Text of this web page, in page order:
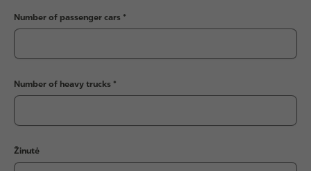
Number of passenger cars
Number of heavy trucks
Žinutė